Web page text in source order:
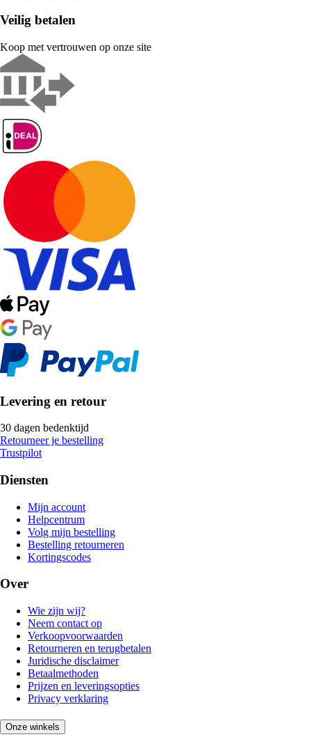
Veilig betalen
Koop met vertrouwen op onze site
Levering en retour
30 dagen bedenktijd
Retourneer je bestelling
Trustpilot
Diensten
Mijn account
Helpcentrum
Volg mijn bestelling
Bestelling retourneren
Kortingscodes
Over
Wie zijn wij?
Neem contact op
Verkoopvoorwaarden
Retourneren en terugbetalen
Juridische disclaimer
Betaalmethoden
Prijzen en leveringsopties
Privacy verklaring
Onze winkels